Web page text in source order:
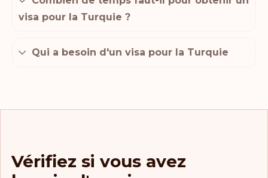
visa pour la Turquie ?
Qui a besoin d'un visa pour la Turquie
Vérifiez si vous avez